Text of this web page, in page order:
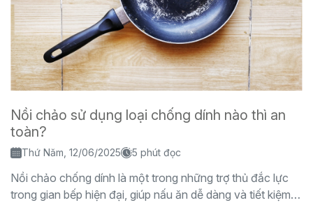
Nồi chảo sử dụng loại chống dính nào thì an
toàn?
Thứ Năm, 12/06/2025 5 phút đọc
Nồi chảo chống dính là một trong những trợ thủ đắc lực
trong gian bếp hiện đại, giúp nấu ăn dễ dàng và tiết kiệm